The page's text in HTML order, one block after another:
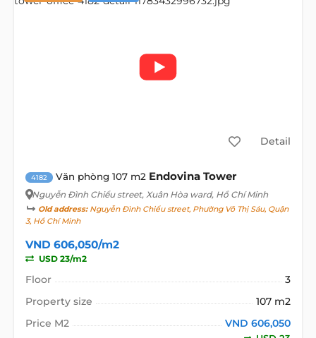
Detail
4182 Văn phòng 107 m2 Endovina Tower
Nguyễn Đình Chiểu street, Xuân Hòa ward, Hồ Chí Minh
Old address:Nguyễn Đình Chiểu street, Phường Võ Thị Sáu, Quận
3, Hồ Chí Minh
VND 606,050/m2
USD 23/m2
Floor
3
Property size
107 m2
Price M2
VND 606,050